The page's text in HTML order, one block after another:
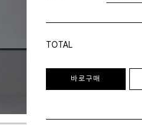
TOTAL
바로구매